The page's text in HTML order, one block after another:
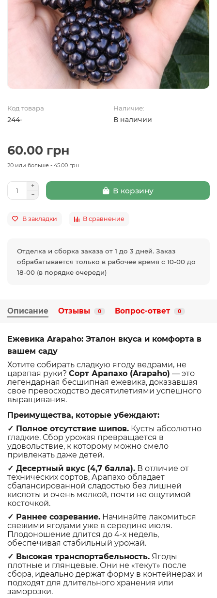
Код товара
244-
Наличие:
В наличии
60.00 грн
20 или больше - 45.00 грн
В корзину
В закладки В сравнение
Отделка и сборка заказа от 1 до 3 дней. Заказ
обрабатывается только в рабочее время с 10-00 до
18-00 (в порядке очереди)
Описание Отзывы 0 Вопрос-ответ 0
Ежевика Arapaho: Эталон вкуса и комфорта в
вашем саду
Хотите собирать сладкую ягоду ведрами, не
царапая руки? Сорт Арапахо (Arapaho) — это
легендарная бесшипная ежевика, доказавшая
свое превосходство десятилетиями успешного
выращивания.
Преимущества, которые убеждают:
✓ Полное отсутствие шипов. Кусты абсолютно
гладкие. Сбор урожая превращается в
удовольствие, к которому можно смело
привлекать даже детей.
✓ Десертный вкус (4,7 балла). В отличие от
технических сортов, Арапахо обладает
сбалансированной сладостью без лишней
кислоты и очень мелкой, почти не ощутимой
косточкой.
✓ Раннее созревание. Начинайте лакомиться
свежими ягодами уже в середине июля.
Плодоношение длится до 4-х недель,
обеспечивая стабильный урожай.
✓ Высокая транспортабельность. Ягоды
плотные и глянцевые. Они не «текут» после
сбора, идеально держат форму в контейнерах и
подходят для длительного хранения или
заморозки.